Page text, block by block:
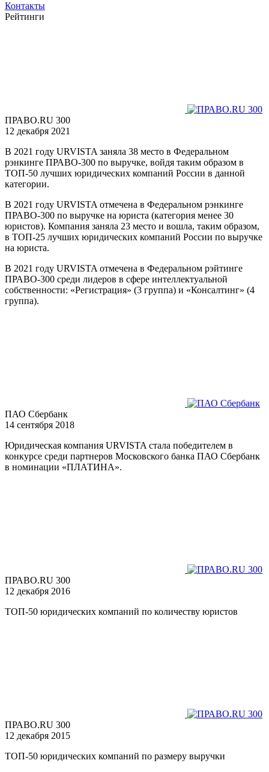
Контакты
Рейтинги
ПРАВО.RU 300
12 декабря 2021
В 2021 году URVISTA заняла 38 место в Федеральном
рэнкинге ПРАВО-300 по выручке, войдя таким образом в
ТОП-50 лучших юридических компаний России в данной
категории.
В 2021 году URVISTA отмечена в Федеральном рэнкинге
ПРАВО-300 по выручке на юриста (категория менее 30
юристов). Компания заняла 23 место и вошла, таким образом,
в ТОП-25 лучших юридических компаний России по выручке
на юриста.
В 2021 году URVISTA отмечена в Федеральном рэйтинге
ПРАВО-300 среди лидеров в сфере интеллектуальной
собственности: «Регистрация» (3 группа) и «Консалтинг» (4
группа).
ПАО Сбербанк
14 сентября 2018
Юридическая компания URVISTA стала победителем в
конкурсе среди партнеров Московского банка ПАО Сбербанк
в номинации «ПЛАТИНА».
ПРАВО.RU 300
12 декабря 2016
ТОП-50 юридических компаний по количеству юристов
ПРАВО.RU 300
12 декабря 2015
ТОП-50 юридических компаний по размеру выручки